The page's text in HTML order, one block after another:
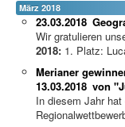
März 2018
23.03.2018
Wir gratulieren
2018: 1. Platz:
Merianer
von
13.03.2018
In diesem Jahr